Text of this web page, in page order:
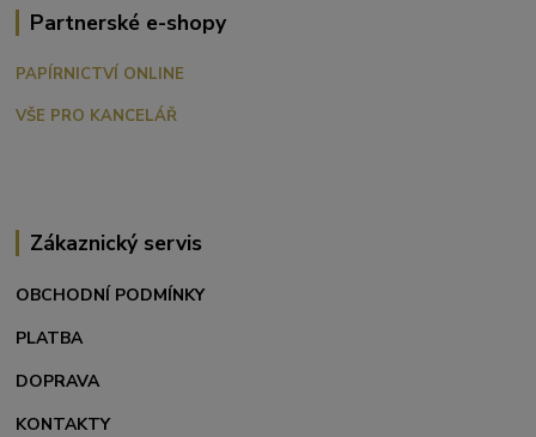
Partnerské e-shopy
PAPÍRNICTVÍ ONLINE
VŠE PRO KANCELÁŘ
Zákaznický servis
OBCHODNÍ PODMÍNKY
PLATBA
DOPRAVA
KONTAKTY